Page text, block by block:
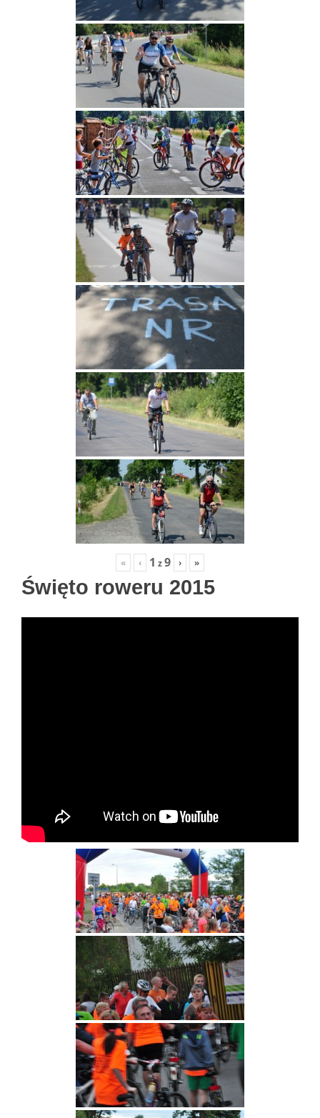
« ‹ 1 z9 › »
Święto roweru 2015